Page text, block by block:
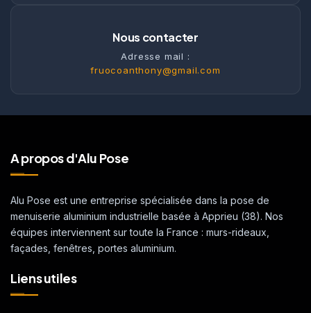
Nous contacter
Adresse mail :
fruocoanthony@gmail.com
A propos d'Alu Pose
Alu Pose est une entreprise spécialisée dans la pose de
menuiserie aluminium industrielle basée à Apprieu (38). Nos
équipes interviennent sur toute la France : murs-rideaux,
façades, fenêtres, portes aluminium.
Liens utiles